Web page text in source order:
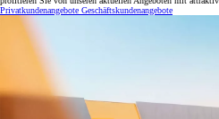
Privatkundenangebote Geschäftskundenangebote